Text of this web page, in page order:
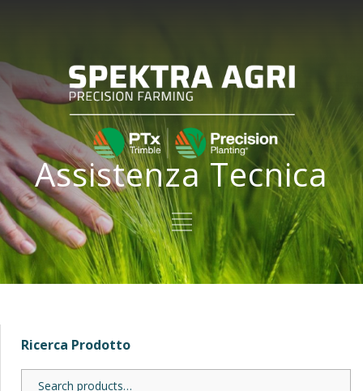
Assistenza Tecnica
Ricerca Prodotto
Search